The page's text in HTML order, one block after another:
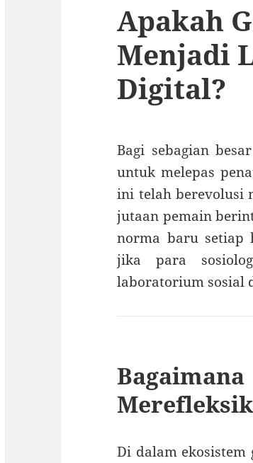
Apakah
Menjadi
Digital?
Bagi sebagian
untuk melepas
ini telah berevolusi
jutaan pemain
norma baru setiap
jika para
laboratorium sosial
Di dalam